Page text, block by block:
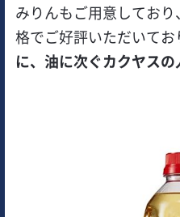
みりんもご用意してお
格でご好評いただいて
に、油に次ぐカクヤスの